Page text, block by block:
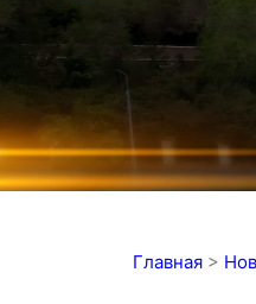
Главная >